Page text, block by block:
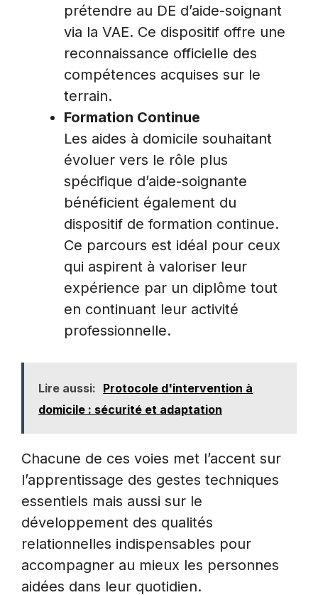
prétendre au DE d’aide-soignant
via la VAE. Ce dispositif offre une
reconnaissance officielle des
compétences acquises sur le
terrain.
Formation Continue
Les aides à domicile souhaitant
évoluer vers le rôle plus
spécifique d’aide-soignante
bénéficient également du
dispositif de formation continue.
Ce parcours est idéal pour ceux
qui aspirent à valoriser leur
expérience par un diplôme tout
en continuant leur activité
professionnelle.
Lire aussi: Protocole d'intervention à
domicile : sécurité et adaptation
Chacune de ces voies met l’accent sur
l’apprentissage des gestes techniques
essentiels mais aussi sur le
développement des qualités
relationnelles indispensables pour
accompagner au mieux les personnes
aidées dans leur quotidien.